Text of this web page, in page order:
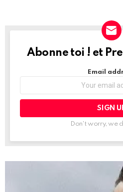
NEWSLETTER
Abonne toi ! et
Email
Don't worry, we